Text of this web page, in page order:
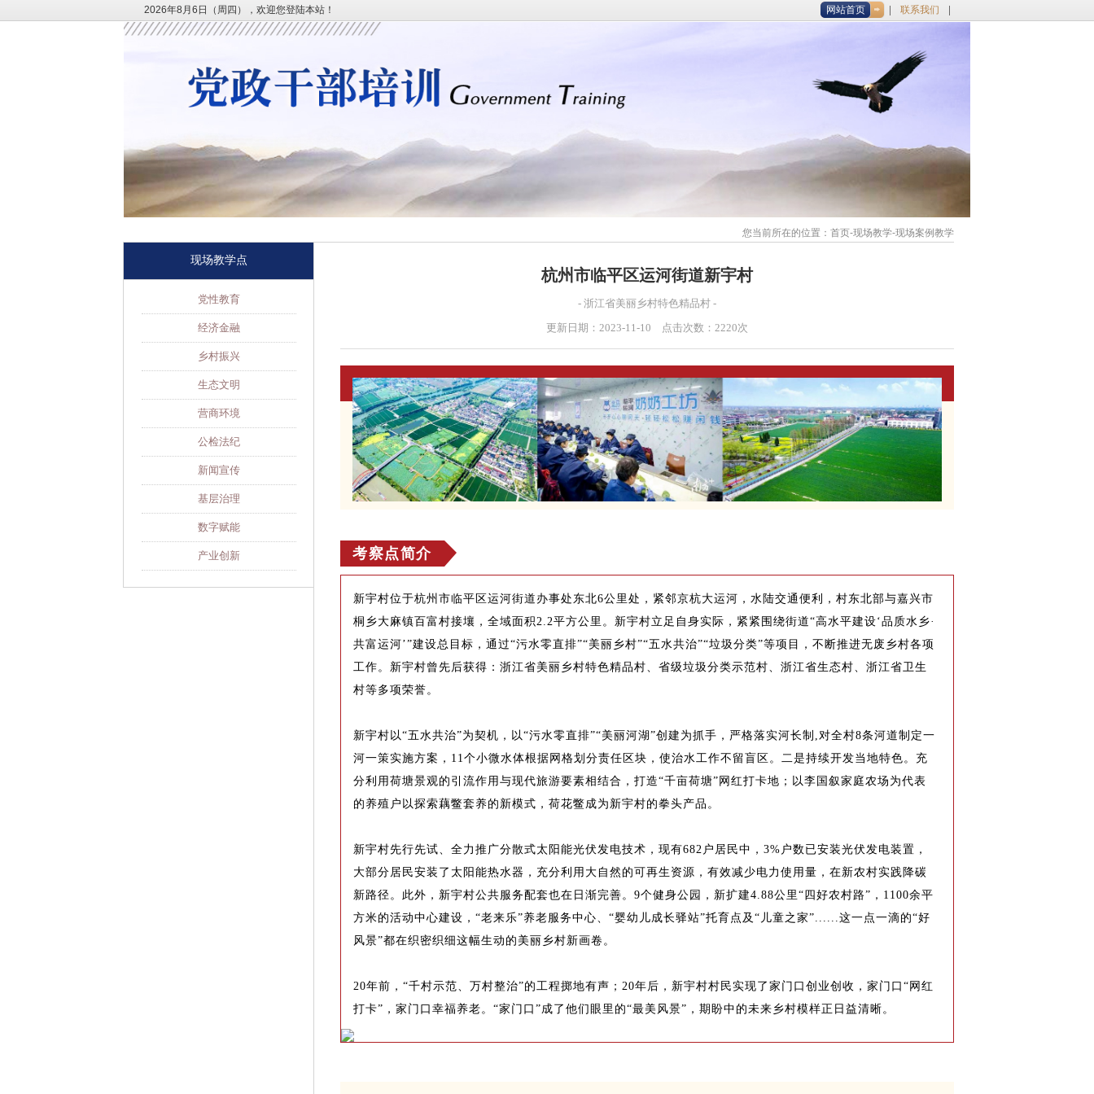
网站首页 联系我们
2026年8月6日（周四），欢迎您登陆本站！
您当前所在的位置： 首页-现场教学-现场案例教学
现场教学点
党性教育
经济金融
乡村振兴
生态文明
营商环境
公检法纪
新闻宣传
基层治理
数字赋能
产业创新
杭州市临平区运河街道新宇村
- 浙江省美丽乡村特色精品村 -
更新日期：2023-11-10 点击次数：2220次
考察点简介
新宇村位于杭州市临平区运河街道办事处东北6公里处，紧邻京杭大运河，水陆交通便利，村东北部与嘉兴市
桐乡大麻镇百富村接壤，全域面积2.2平方公里。新宇村立足自身实际，紧紧围绕街道“高水平建设‘品质水乡·
共富运河’”建设总目标，通过“污水零直排”“美丽乡村”“五水共治”“垃圾分类”等项目，不断推进无废乡村各项
工作。新宇村曾先后获得：浙江省美丽乡村特色精品村、省级垃圾分类示范村、浙江省生态村、浙江省卫生
村等多项荣誉。
新宇村以“五水共治”为契机，以“污水零直排”“美丽河湖”创建为抓手，严格落实河长制,对全村8条河道制定一
河一策实施方案，11个小微水体根据网格划分责任区块，使治水工作不留盲区。二是持续开发当地特色。充
分利用荷塘景观的引流作用与现代旅游要素相结合，打造“千亩荷塘”网红打卡地；以李国叙家庭农场为代表
的养殖户以探索藕鳖套养的新模式，荷花鳖成为新宇村的拳头产品。
新宇村先行先试、全力推广分散式太阳能光伏发电技术，现有682户居民中，3%户数已安装光伏发电装置，
大部分居民安装了太阳能热水器，充分利用大自然的可再生资源，有效减少电力使用量，在新农村实践降碳
新路径。此外，新宇村公共服务配套也在日渐完善。9个健身公园，新扩建4.88公里“四好农村路”，1100余平
方米的活动中心建设，“老来乐”养老服务中心、“婴幼儿成长驿站”托育点及“儿童之家”......这一点一滴的“好
风景”都在织密织细这幅生动的美丽乡村新画卷。
20年前，“千村示范、万村整治”的工程掷地有声；20年后，新宇村村民实现了家门口创业创收，家门口“网红
打卡”，家门口幸福养老。“家门口”成了他们眼里的“最美风景”，期盼中的未来乡村模样正日益清晰。